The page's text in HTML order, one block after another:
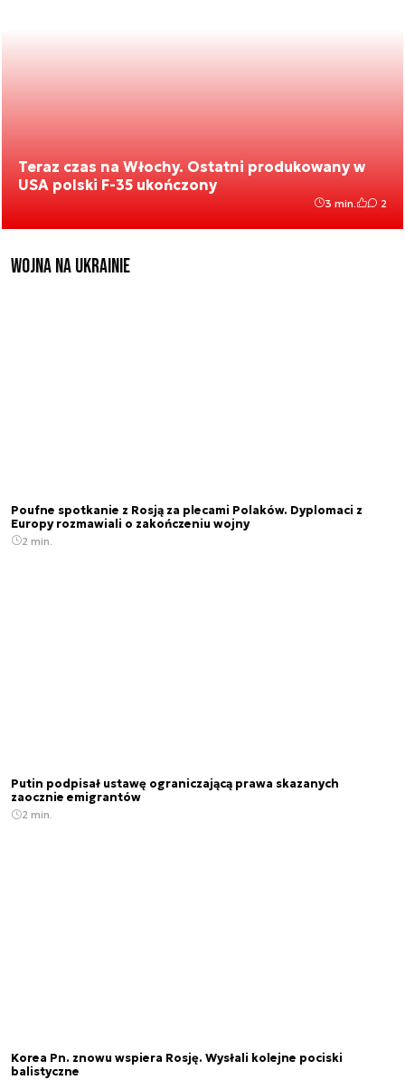
Teraz czas na Włochy. Ostatni produkowany w
USA polski F-35 ukończony
3 min. 2
Wojna na Ukrainie
Poufne spotkanie z Rosją za plecami Polaków. Dyplomaci z
Europy rozmawiali o zakończeniu wojny
2 min.
Putin podpisał ustawę ograniczającą prawa skazanych
zaocznie emigrantów
2 min.
Korea Pn. znowu wspiera Rosję. Wysłali kolejne pociski
balistyczne